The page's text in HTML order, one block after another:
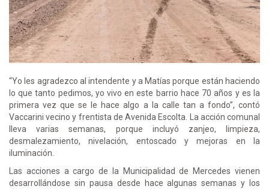
“Yo les agradezco al intendente y a Matías porque están haciendo
lo que tanto pedimos, yo vivo en este barrio hace 70 años y es la
primera vez que se le hace algo a la calle tan a fondo”, contó
Vaccarini vecino y frentista de Avenida Escolta. La acción comunal
lleva varias semanas, porque incluyó zanjeo, limpieza,
desmalezamiento, nivelación, entoscado y mejoras en la
iluminación.
Las acciones a cargo de la Municipalidad de Mercedes vienen
desarrollándose sin pausa desde hace algunas semanas y los